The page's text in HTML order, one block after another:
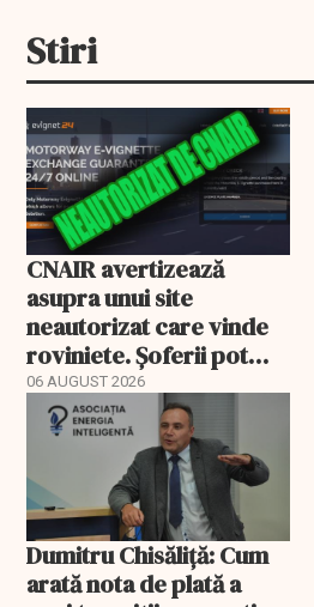
Stiri
CNAIR avertizează
asupra unui site
neautorizat care vinde
roviniete. Șoferii pot
plăti și cu 186% mai mult
06 AUGUST 2026
Dumitru Chisăliță: Cum
arată nota de plată a